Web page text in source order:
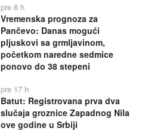
pre 8 h
Vremenska prognoza za
Pančevo: Danas mogući
pljuskovi sa grmljavinom,
početkom naredne sedmice
ponovo do 38 stepeni
pre 17 h
Batut: Registrovana prva dva
slučaja groznice Zapadnog Nila
ove godine u Srbiji